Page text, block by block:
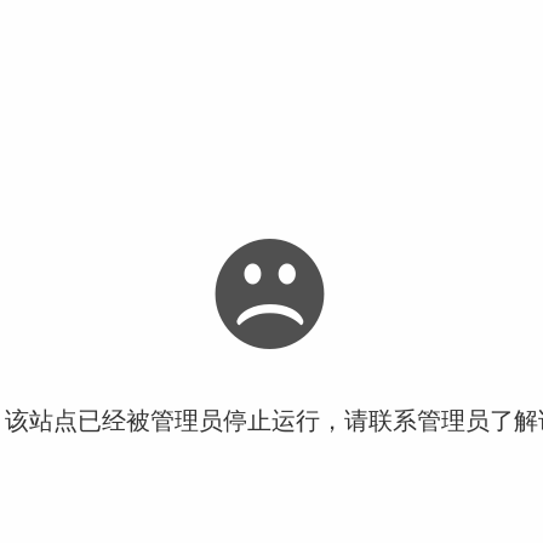
站点已经被管理员停止运行，请联系管理员了